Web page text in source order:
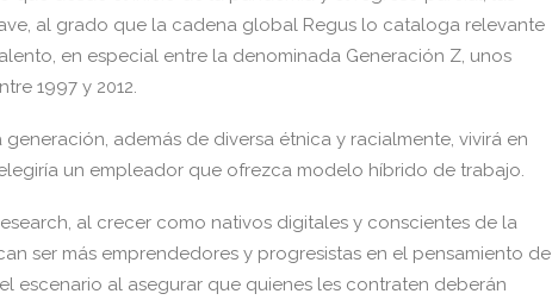
al grado que la cadena global Regus lo cataloga relevante
en especial entre la denominada Generación Z, unos
1997 y 2012.
además de diversa étnica y racialmente, vivirá en
un empleador que ofrezca modelo híbrido de trabajo.
al crecer como nativos digitales y conscientes de la
ser más emprendedores y progresistas en el pensamiento de
escenario al asegurar que quienes les contraten deberán